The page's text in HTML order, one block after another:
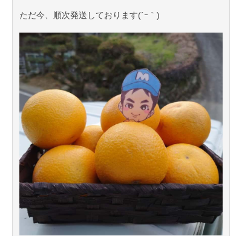
ただ今、順次発送しております(´ｰ｀)